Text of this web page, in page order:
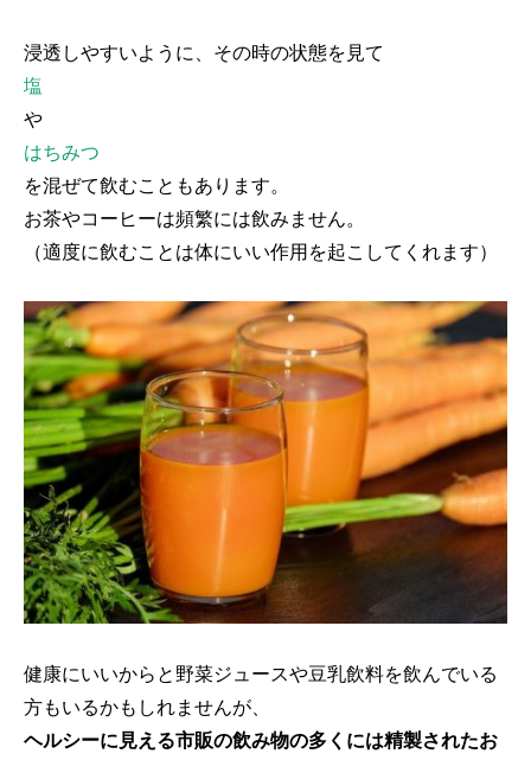
浸透しやすいように、その時の状態を見て
塩
や
はちみつ
を混ぜて飲むこともあります。
お茶やコーヒーは頻繁には飲みません。
（適度に飲むことは体にいい作用を起こしてくれます）
健康にいいからと野菜ジュースや豆乳飲料を飲んでいる
方もいるかもしれませんが、
ヘルシーに見える市販の飲み物の多くには精製されたお